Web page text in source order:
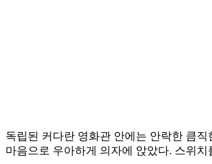
독립된 커다란 영화관 안에는 안락한 큼
마음으로 우아하게 의자에 앉았다. 스위